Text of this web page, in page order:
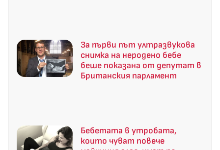
За първи път ултразвукова
снимка на неродено бебе
беше показана от депутат в
Британския парламент
Бебетата в утробата,
които чуват повече